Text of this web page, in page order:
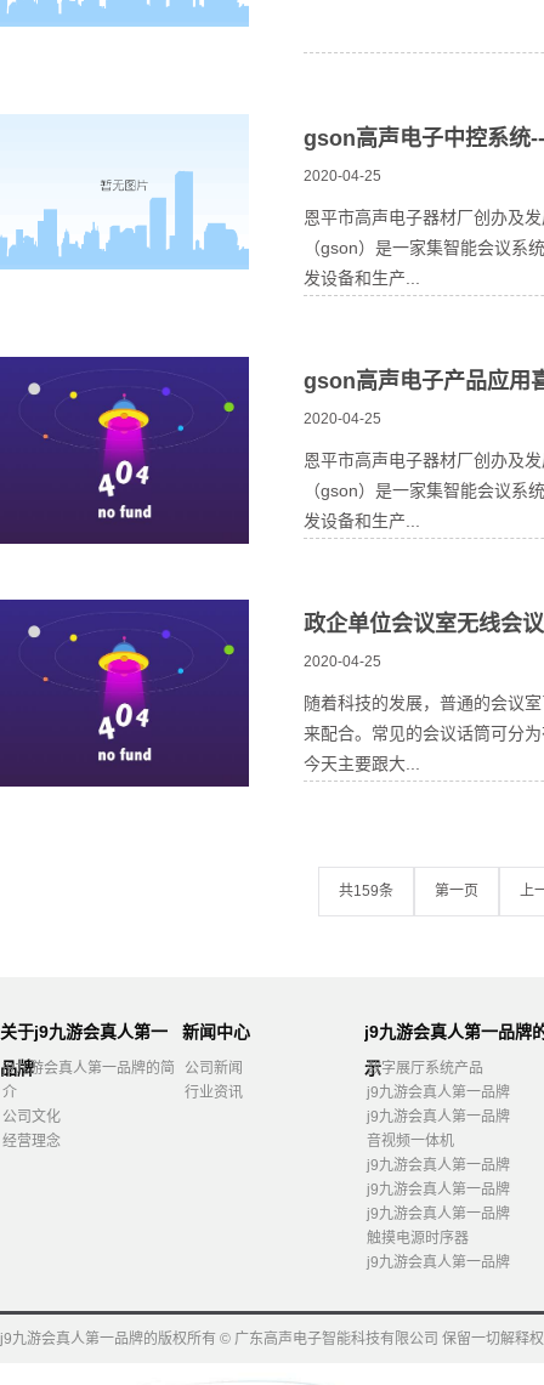
gson高声电子中控系统
2020-04-25
恩平市高声电子器材厂创办及
（gson）是一家集智能会议系
发设备和生产...
gson高声电子产品应用
2020-04-25
恩平市高声电子器材厂创办及
（gson）是一家集智能会议系
发设备和生产...
政企单位会议室无线会
2020-04-25
随着科技的发展，普通的会议
来配合。常见的会议话筒可分
今天主要跟大...
共159条 第一页 上
关于j9九游会真人第一
品牌
j9九游会真人第一品牌的简
介
公司文化
经营理念
新闻中心
公司新闻
行业资讯
j9九游会真人第一品牌
示
数字展厅系统产品
j9九游会真人第一品牌
j9九游会真人第一品牌
音视频一体机
j9九游会真人第一品牌
j9九游会真人第一品牌
j9九游会真人第一品牌
触摸电源时序器
j9九游会真人第一品牌
j9九游会真人第一品牌的版权所有 © 广东高声电子智能科技有限公司 保留一切解释